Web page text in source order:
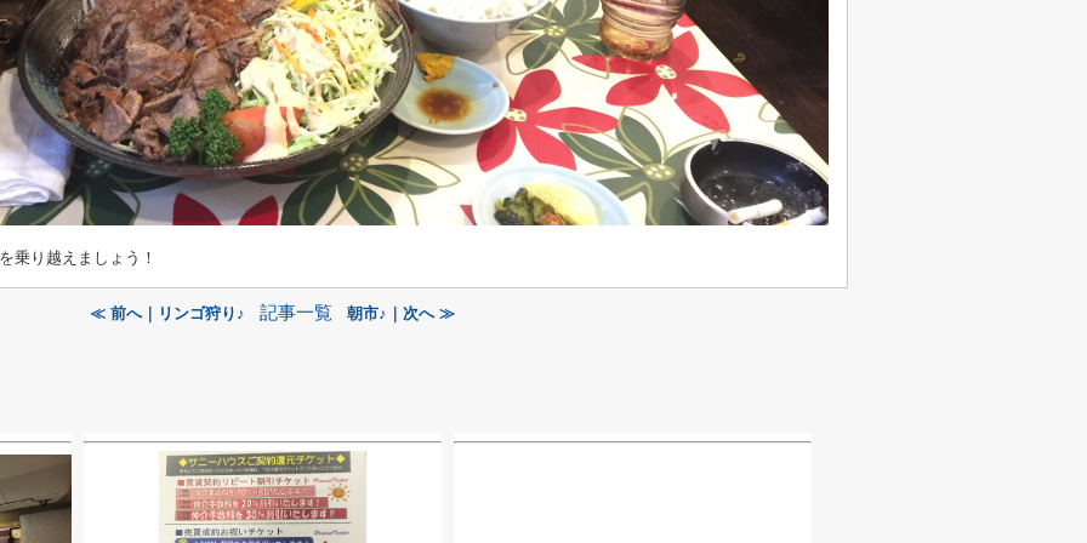
乗り越えましょう！
≪ 前へ｜リンゴ狩り♪ 記事一覧 朝市♪｜次へ ≫